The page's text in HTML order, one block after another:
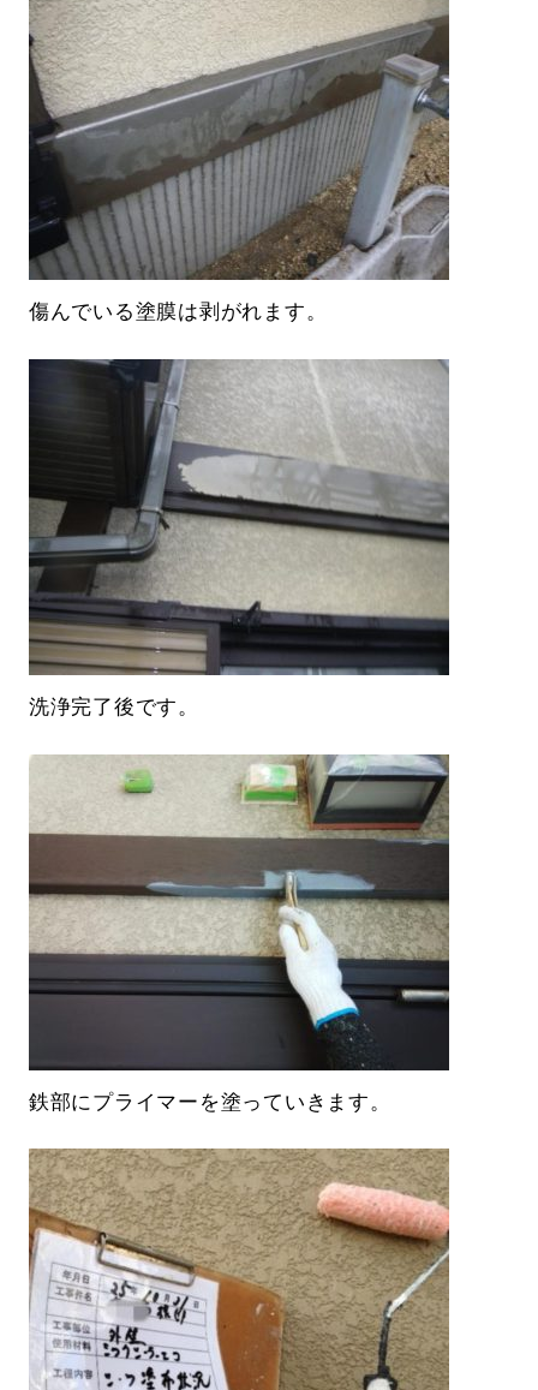
傷んでいる塗膜は剥がれます。
洗浄完了後です。
鉄部にプライマーを塗っていきます。